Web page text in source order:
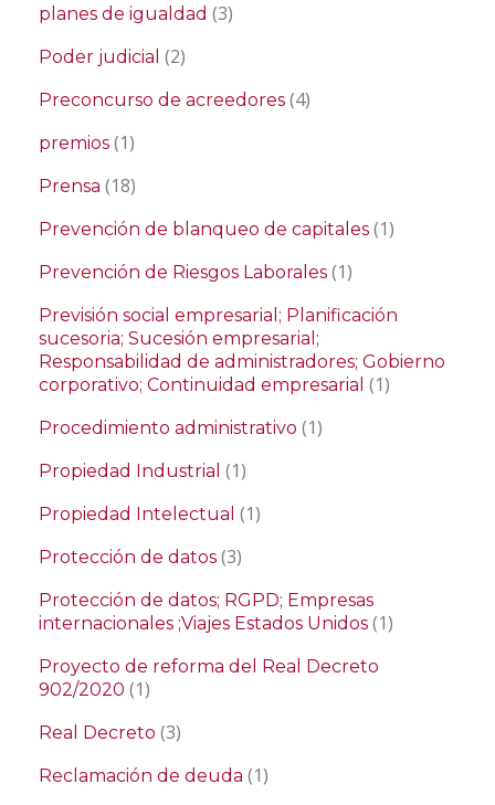
planes de igualdad (3)
Poder judicial (2)
Preconcurso de acreedores (4)
premios (1)
Prensa (18)
Prevención de blanqueo de capitales (1)
Prevención de Riesgos Laborales (1)
Previsión social empresarial; Planificación
sucesoria; Sucesión empresarial;
Responsabilidad de administradores; Gobierno
corporativo; Continuidad empresarial (1)
Procedimiento administrativo (1)
Propiedad Industrial (1)
Propiedad Intelectual (1)
Protección de datos (3)
Protección de datos; RGPD; Empresas
internacionales ;Viajes Estados Unidos (1)
Proyecto de reforma del Real Decreto
902/2020 (1)
Real Decreto (3)
Reclamación de deuda (1)